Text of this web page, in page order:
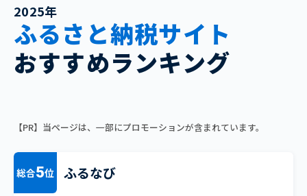
2025年
ふるさと納税サイト
おすすめランキング
【PR】当ページは、一部にプロモーションが含まれています。
総合5位 ふるなび